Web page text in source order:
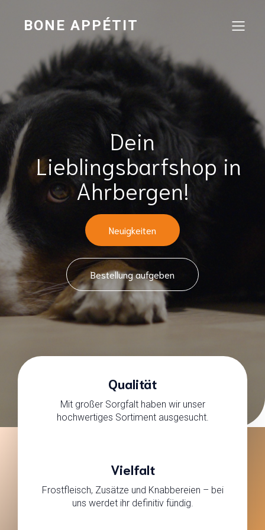
BONE APPÉTIT
Dein
Lieblingsbarfshop in
Ahrbergen!
Neuigkeiten
Bestellung aufgeben
Qualität
Mit großer Sorgfalt haben wir unser
hochwertiges Sortiment ausgesucht.
Vielfalt
Frostfleisch, Zusätze und Knabbereien – bei
uns werdet ihr definitiv fündig.